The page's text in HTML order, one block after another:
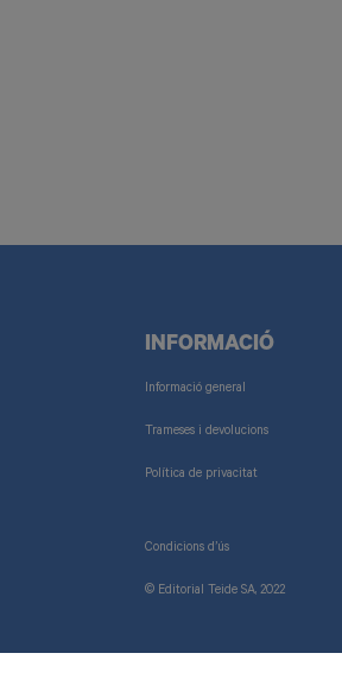
INFORMACIÓ
Informació general
Trameses i devolucions
Política de privacitat
Condicions d’ús
© Editorial Teide SA, 2022